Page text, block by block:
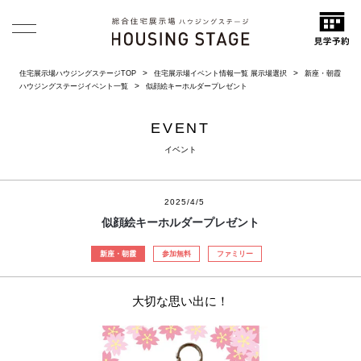
住宅展示場ハウジングステージTOP 住宅展示場イベント情報一覧 展示場選択
新座・朝霞
ハウジングステージイベント一覧
似顔絵キーホルダープレゼント
EVENT
イベント
2025/4/5
似顔絵キーホルダープレゼント
新座・朝霞 参加無料 ファミリー
大切な思い出に！